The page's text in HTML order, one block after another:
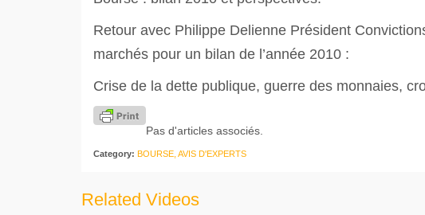
Retour avec Philippe Delienne Président
marchés pour un bilan de l’année 2010 :
Crise de la dette publique, guerre des monnaies,
Pas d'articles associés.
Category: BOURSE, AVIS D'EXPERTS
Related Videos